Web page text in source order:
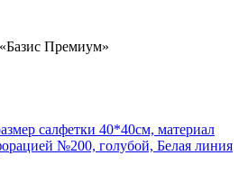
Премиум»
салфетки 40*40см, материал
№200, голубой, Белая линия